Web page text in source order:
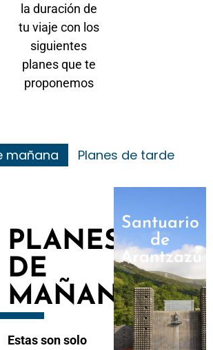
la duración de
tu viaje con los
siguientes
planes que te
proponemos
mañana Planes de tarde
PLANES
DE
MAÑANA
Estas son solo
Santuario
de
Arantzazu